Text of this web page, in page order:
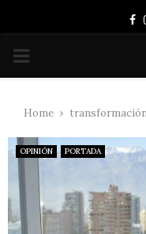
PRIMARY
Home
OPINIÓN PORTADA